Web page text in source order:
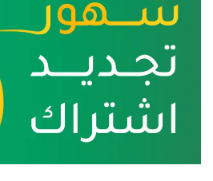
انشاء حساب